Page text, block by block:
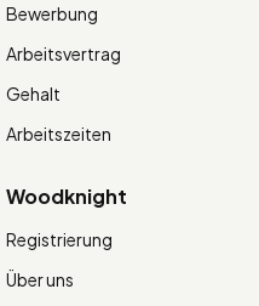
Bewerbung
Arbeitsvertrag
Gehalt
Arbeitszeiten
Woodknight
Registrierung
Über uns